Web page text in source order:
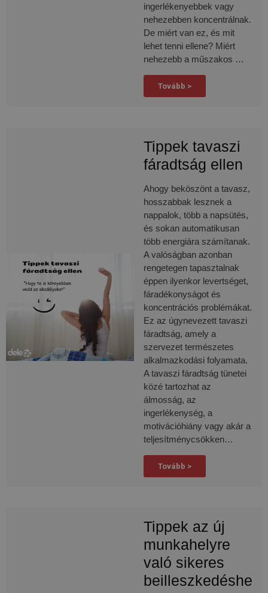
ingerlékenyebbek vagy
nehezebben koncentrálnak.
De miért van ez, és mit
lehet tenni ellene? Miért
nehezebb a műszakos …
Tovább >
Tippek tavaszi
fáradtság ellen
Ahogy beköszönt a tavasz,
hosszabbak lesznek a
nappalok, több a napsütés,
és sokan automatikusan
több energiára számítanak.
A valóságban azonban
rengetegen tapasztalnak
éppen ilyenkor levertséget,
fáradékonyságot és
koncentrációs problémákat.
Ez az úgynevezett tavaszi
fáradtság, amely a
szervezet természetes
alkalmazkodási folyamata.
A tavaszi fáradtság tünetei
közé tartozhat az
álmosság, az
ingerlékenység, a
motivációhiány vagy akár a
teljesítménycsökken…
Tovább >
Tippek az új
munkahelyre
való sikeres
beilleszkedéshe